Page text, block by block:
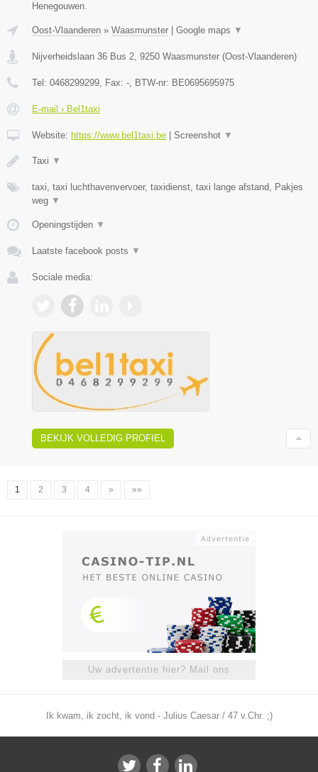
Henegouwen.
Oost-Vlaanderen » Waasmunster Google maps ▼
Nijverheidslaan 36 Bus 2, 9250 Waasmunster (Oost-Vlaanderen)
Tel: 0468299299, Fax: -, BTW-nr: BE0695695975
E-mail › Bel1taxi
Website: https://www.bel1taxi.be Screenshot ▼
Taxi ▼
taxi, taxi luchthavenvervoer, taxidienst, taxi lange afstand, Pakjes
weg ▼
Openingstijden ▼
Laatste facebook posts ▼
Sociale media:
BEKIJK VOLLEDIG PROFIEL
1 2 3 4 » »»
Uw advertentie hier? Mail ons
Ik kwam, ik zocht, ik vond - Julius Caesar / 47 v.Chr. ;)